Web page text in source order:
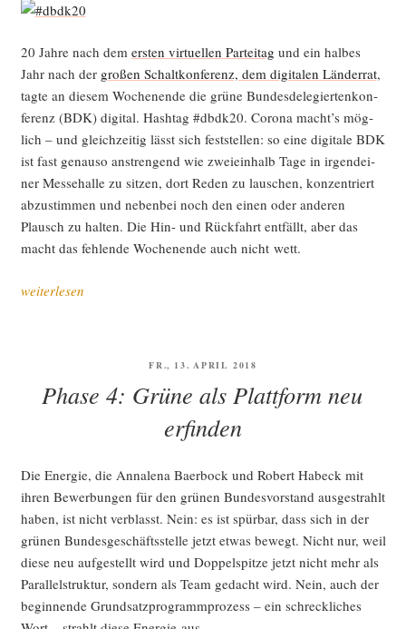
20 Jah­re nach dem ers­ten vir­tu­el­len Par­tei­tag und ein hal­bes
Jahr nach der gro­ßen Schalt­kon­fe­renz, dem digi­ta­len Län­der­rat,
tag­te an die­sem Wochen­en­de die grü­ne Bun­des­de­le­gier­ten­kon­
fe­renz (BDK) digi­tal. Hash­tag #dbdk20. Coro­na macht’s mög­
lich – und gleich­zei­tig lässt sich fest­stel­len: so eine digi­ta­le BDK
ist fast genau­so anstren­gend wie zwei­ein­halb Tage in irgend­ei­
ner Mes­se­hal­le zu sit­zen, dort Reden zu lau­schen, kon­zen­triert
abzu­stim­men und neben­bei noch den einen oder ande­ren
Plausch zu hal­ten. Die Hin- und Rück­fahrt ent­fällt, aber das
macht das feh­len­de Wochen­en­de auch nicht wett.
„Die
le­
gier­
ten­
kon­
fe­
renz
–
weiterlesen
VERÖFFENTLICHT
FR., 13. APRIL 2018
Phase 4: Grüne als Plattform neu
erfinden
Die Ener­gie, die Anna­le­na Baer­bock und Robert Habeck mit
ihren Bewer­bun­gen für den grü­nen Bun­des­vor­stand aus­ge­strahlt
haben, ist nicht ver­blasst. Nein: es ist spür­bar, dass sich in der
grü­nen Bun­des­ge­schäfts­stel­le jetzt etwas bewegt. Nicht nur, weil
die­se neu auf­ge­stellt wird und Dop­pel­spit­ze jetzt nicht mehr als
Par­al­lel­struk­tur, son­dern als Team gedacht wird. Nein, auch der
begin­nen­de Grund­satz­pro­gramm­pro­zess – ein schreck­li­ches